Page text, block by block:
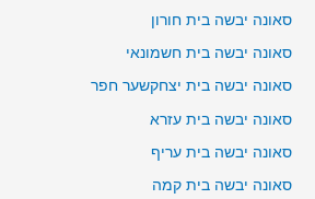
סאונה יבשה בית חורון
סאונה יבשה בית חשמונאי
סאונה יבשה בית יצחקשער חפר
סאונה יבשה בית עזרא
סאונה יבשה בית עריף
סאונה יבשה בית קמה